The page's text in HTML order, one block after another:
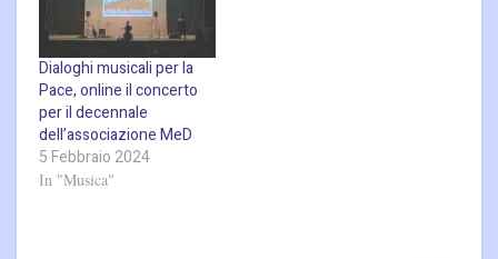
Dialoghi musicali per la
Pace, online il concerto
per il decennale
dell’associazione MeD
5 Febbraio 2024
In "Musica"